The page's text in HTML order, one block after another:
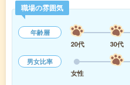
職場の雰囲気
年齢層
20代
30代
男女比率
女性